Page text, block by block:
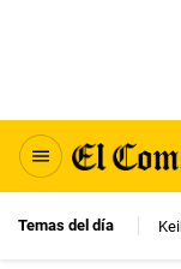
Temas del día